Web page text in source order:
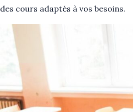
des cours adaptés à vos besoins.